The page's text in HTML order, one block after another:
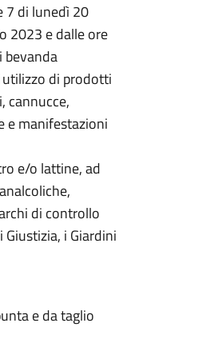
7 di lunedì 20
2023 e dalle ore
bevanda
di prodotti
cannucce,
e manifestazioni
e/o lattine, ad
di controllo
i Giardini
e da taglio